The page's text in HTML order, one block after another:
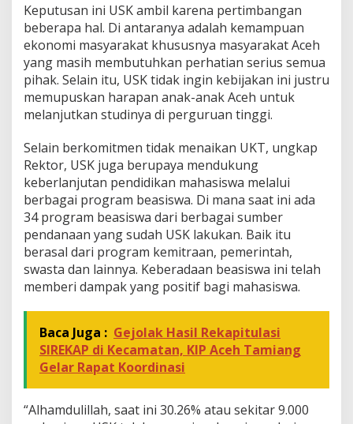
Keputusan ini USK ambil karena pertimbangan
beberapa hal. Di antaranya adalah kemampuan
ekonomi masyarakat khususnya masyarakat Aceh
yang masih membutuhkan perhatian serius semua
pihak. Selain itu, USK tidak ingin kebijakan ini justru
memupuskan harapan anak-anak Aceh untuk
melanjutkan studinya di perguruan tinggi.
Selain berkomitmen tidak menaikan UKT, ungkap
Rektor, USK juga berupaya mendukung
keberlanjutan pendidikan mahasiswa melalui
berbagai program beasiswa. Di mana saat ini ada
34 program beasiswa dari berbagai sumber
pendanaan yang sudah USK lakukan. Baik itu
berasal dari program kemitraan, pemerintah,
swasta dan lainnya. Keberadaan beasiswa ini telah
memberi dampak yang positif bagi mahasiswa.
Baca Juga : Gejolak Hasil Rekapitulasi
SIREKAP di Kecamatan, KIP Aceh Tamiang
Gelar Rapat Koordinasi
“Alhamdulillah, saat ini 30.26% atau sekitar 9.000